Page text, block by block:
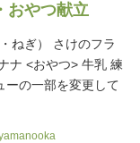
おやつ献立
ねぎ） さけのフラ
ナ <おやつ> 牛乳 練
ーの一部を変更して